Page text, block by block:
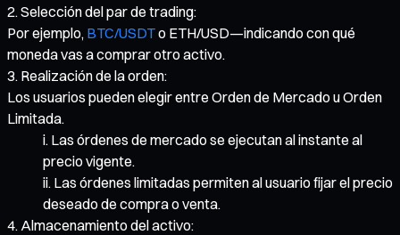
Selección del par de trading:
Por ejemplo, BTC/USDTo ETH/USD—indicando con qué
moneda vas a comprar otro activo.
Realización de la orden:
Los usuarios pueden elegir entre Orden de Mercado u Orden
Limitada.
Las órdenes de mercado se ejecutan al instante al
precio vigente.
Las órdenes limitadas permiten al usuario fijar el precio
deseado de compra o venta.
Almacenamiento del activo: